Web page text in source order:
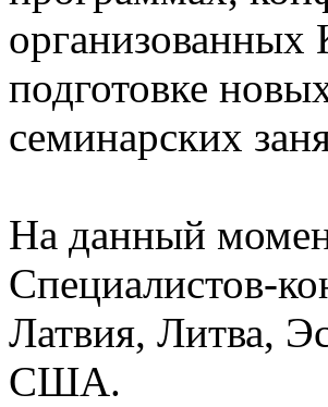
организованных
подготовке
семинарских
На данный
Специалистов-
Латвия, Литва,
США.